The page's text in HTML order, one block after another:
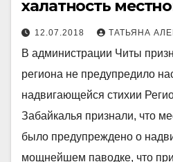
халатность
12.07.2018 ТАТЬЯНА
В администрации Читы
региона не предупредило
надвигающейся стихии
Забайкалья признали, что
было предупреждено о
мощнейшем паводке, что